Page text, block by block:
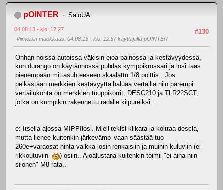
pOINTER SaloUA
#130
04.08.13 - klo: 12.27
Viimeisin muokkaus: 04.08.13 - klo: 12.57 käyttäjältä pOINTER
Onhan noissa autoissa väkisin eroa painossa ja kestävyydessä,
kun durango on käytännössä puhdas kymppikrossari ja losi taas
pienempään mittasuhteeseen skaalattu 1/8 polttis.. Jos
pelkästään merkkien kestävyyttä haluaa vertailla niin parempi
vertailukohta on merkkien tuuppikorrit, DESC210 ja TLR22SCT,
jotka on kumpikin rakennettu radalle kilpureiksi..
e: Itsellä ajossa MIPPIlosi. Mieli tekisi klikata ja koittaa desciä,
mutta lienee kuitenkin järkevämpi vaan säästää tuo
260e+varaosat hinta vaikka losin renkaisiin ja muihin kuluviin (ei
rikkoutuviin
) osiin.. Ajoalustana kuitenkin toimii "ei aina niin
silonen" M8-rata..